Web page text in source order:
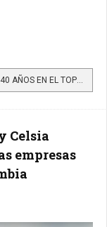
LEER MÁS…CMS RODRÍGUEZ-AZUERO CUMPLE 40 AÑOS EN EL TOP 10 DE LOS MEJORES CONSORCIOS DE ABOGADOS EN EL MUNDO
Celsia
empresas